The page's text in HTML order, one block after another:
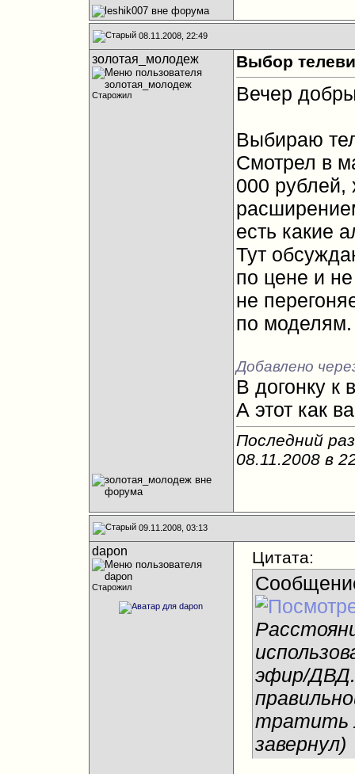
08.11.2008, 22:49
золотая_молодеж
Старожил
Выбор
Вечер
Выбираю
Смотрел в
000 рублей,
есть какие
Тут
по цене и
не
по моделям.
Добавлено
В догонку к
А этот как
Последний
08.11.2008 в
09.11.2008, 03:13
dapon
Старожил
Цитата:
эфир/ДВД.
тратить
завернул)